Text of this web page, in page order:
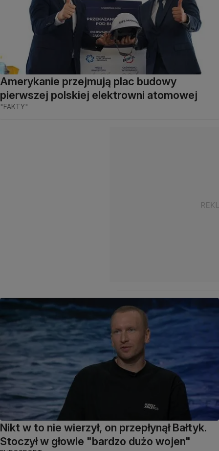
Amerykanie przejmują plac budowy
pierwszej polskiej elektrowni atomowej
"FAKTY"
Nikt w to nie wierzył, on przepłynął Bałtyk.
Stoczył w głowie "bardzo dużo wojen"